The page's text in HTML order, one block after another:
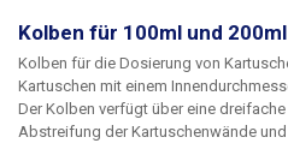
Kolben für 100ml und
Kolben für die Dosierung von
Kartuschen mit einem
Der Kolben verfügt über eine
Abstreifung der Kartuschenwände